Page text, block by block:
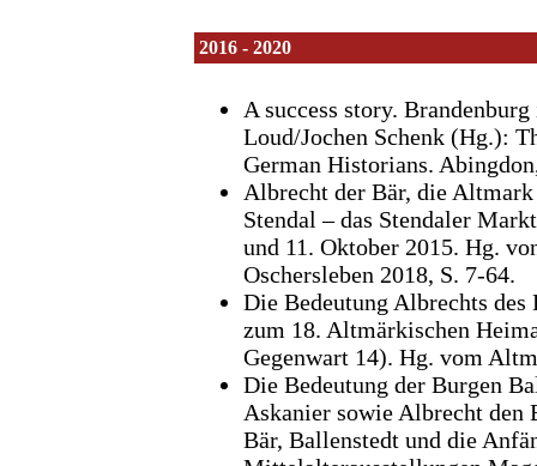
2016 - 2020
A success story.
Loud/Jochen Schenk (Hg.):
German Historians.
Albrecht der Bär, die Altmark
Stendal – das Stendaler
und 11. Oktober 2015. Hg.
Oschersleben 2018, S. 7-64.
Die Bedeutung Albrechts
zum 18. Altmärkischen
Gegenwart 14). Hg. vom
Die Bedeutung der Burgen
Askanier sowie Albrecht den
Bär, Ballenstedt und die